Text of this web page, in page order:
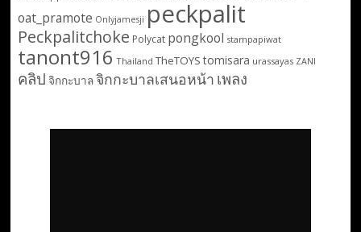
oat_pramote Onlyjamesji peckpalit
Peckpalitchoke Polycat pongkool stampapiwat
tanont916 Thailand TheTOYS tomisara urassayas ZANI
คลิป จิกกะบาลจิกกะบาลเสนอหน้า เพลง